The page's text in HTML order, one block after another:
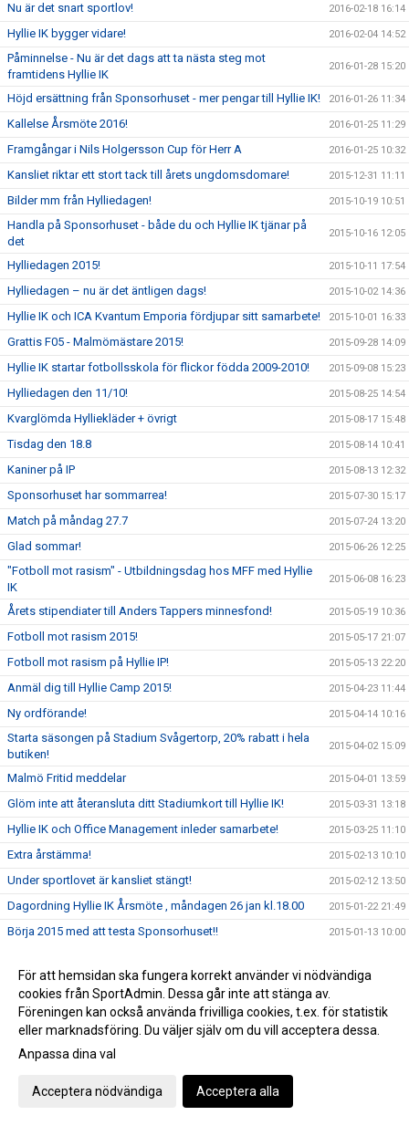
Nu är det snart sportlov! 2016-02-18 16:14
Hyllie IK bygger vidare! 2016-02-04 14:52
Påminnelse - Nu är det dags att ta nästa steg mot
framtidens Hyllie IK
2016-01-28 15:20
Höjd ersättning från Sponsorhuset - mer pengar till Hyllie IK! 2016-01-26 11:34
Kallelse Årsmöte 2016! 2016-01-25 11:29
Framgångar i Nils Holgersson Cup för Herr A 2016-01-25 10:32
Kansliet riktar ett stort tack till årets ungdomsdomare! 2015-12-31 11:11
Bilder mm från Hylliedagen! 2015-10-19 10:51
Handla på Sponsorhuset - både du och Hyllie IK tjänar på
det
2015-10-16 12:05
Hylliedagen 2015! 2015-10-11 17:54
Hylliedagen – nu är det äntligen dags! 2015-10-02 14:36
Hyllie IK och ICA Kvantum Emporia fördjupar sitt samarbete! 2015-10-01 16:33
Grattis F05 - Malmömästare 2015! 2015-09-28 14:09
Hyllie IK startar fotbollsskola för flickor födda 2009-2010! 2015-09-08 15:23
Hylliedagen den 11/10! 2015-08-25 14:54
Kvarglömda Hylliekläder + övrigt 2015-08-17 15:48
Tisdag den 18.8 2015-08-14 10:41
Kaniner på IP 2015-08-13 12:32
Sponsorhuset har sommarrea! 2015-07-30 15:17
Match på måndag 27.7 2015-07-24 13:20
Glad sommar! 2015-06-26 12:25
"Fotboll mot rasism" - Utbildningsdag hos MFF med Hyllie
IK
2015-06-08 16:23
Årets stipendiater till Anders Tappers minnesfond! 2015-05-19 10:36
Fotboll mot rasism 2015! 2015-05-17 21:07
Fotboll mot rasism på Hyllie IP! 2015-05-13 22:20
Anmäl dig till Hyllie Camp 2015! 2015-04-23 11:44
Ny ordförande! 2015-04-14 10:16
Starta säsongen på Stadium Svågertorp, 20% rabatt i hela
butiken!
2015-04-02 15:09
Malmö Fritid meddelar 2015-04-01 13:59
Glöm inte att återansluta ditt Stadiumkort till Hyllie IK! 2015-03-31 13:18
Hyllie IK och Office Management inleder samarbete! 2015-03-25 11:10
Extra årstämma! 2015-02-13 10:10
Under sportlovet är kansliet stängt! 2015-02-12 13:50
Dagordning Hyllie IK Årsmöte , måndagen 26 jan kl.18.00 2015-01-22 21:49
Börja 2015 med att testa Sponsorhuset!! 2015-01-13 10:00
Kallelse Årsmöte Hyllie IK - 2015-01-26 2014-12-21 19:04
Välkommen på Luciafirande hos Hyllie IK! 2014-12-11 15:34
Besök vår nya sida hos Sponsorhuset!! 2014-12-03 11:39
Skånecupen 2014/2015
Medlemserbjudande på Zacky!
Julhandla via Sponsorhuset = Du får dubbel glädje!
För att hemsidan ska fungera korrekt använder vi nödvändiga
cookies från SportAdmin. Dessa går inte att stänga av.
Föreningen kan också använda frivilliga cookies, t.ex. för statistik
eller marknadsföring. Du väljer själv om du vill acceptera dessa.
Anpassa dina val
Acceptera nödvändiga Acceptera alla